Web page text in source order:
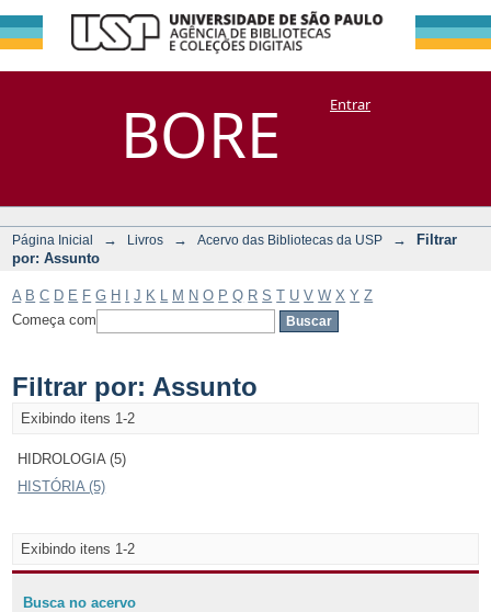
BORE
Filtrar por:
Assunto
DSpace/Manakin + CoriscoEntrar
Página Inicial → Livros → Acervo das Bibliotecas da USP →
Filtrar
por: Assunto
A B C D E F G H J K M N O P Q R S T U V W X Y Z
Começa com
Filtrar por: Assunto
Exibindo itens 1-2
HIDROLOGIA (5)
HISTÓRIA (5)
Exibindo itens 1-2
Busca no acervo